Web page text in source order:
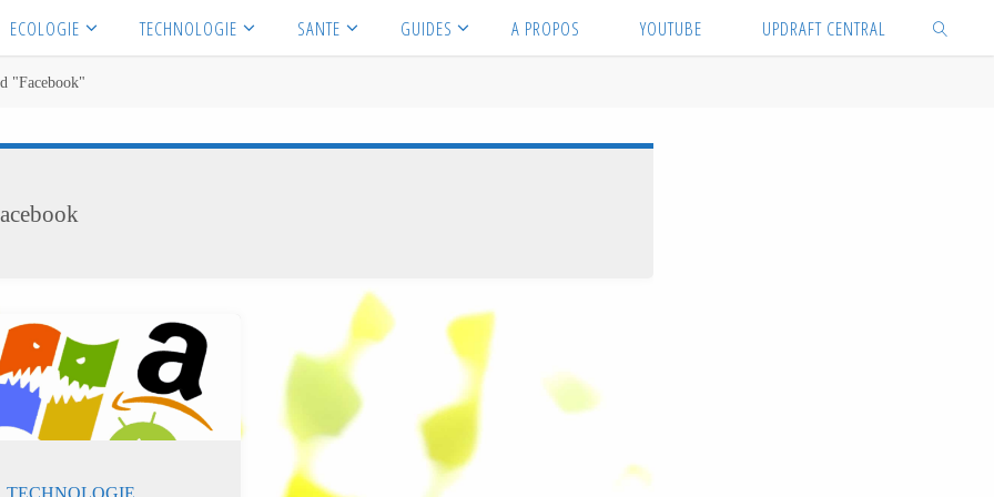
ECOLOGIE TECHNOLOGIE SANTE GUIDES A PROPOS YOUTUBE UPDRAFT CENTRAL
"Facebook"
TECHNOLOGIE